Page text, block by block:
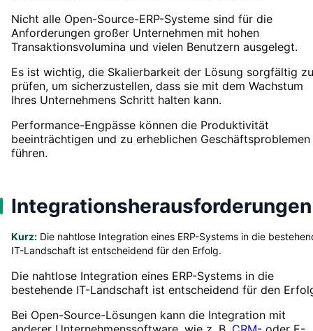
Nicht alle Open-Source-ERP-Systeme sind für die
Anforderungen großer Unternehmen mit hohen
Transaktionsvolumina und vielen Benutzern ausgelegt.
Es ist wichtig, die Skalierbarkeit der Lösung sorgfältig zu
prüfen, um sicherzustellen, dass sie mit dem Wachstum
Ihres Unternehmens Schritt halten kann.
Performance-Engpässe können die Produktivität
beeinträchtigen und zu erheblichen Geschäftsproblemen
führen.
Integrationsherausforderungen
Kurz: Die nahtlose Integration eines ERP-Systems in die
IT-Landschaft ist entscheidend für den Erfolg.
Die nahtlose Integration eines ERP-Systems in die
bestehende IT-Landschaft ist entscheidend für den
Bei Open-Source-Lösungen kann die Integration mit